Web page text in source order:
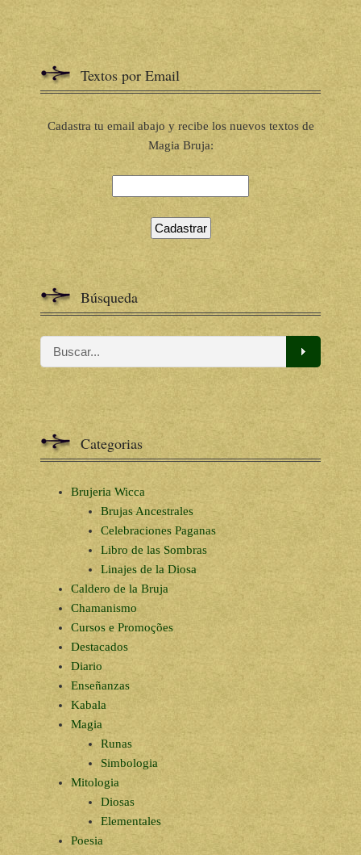
Textos por Email
Cadastra tu email abajo y recibe los nuevos textos de
Magia Bruja:
Búsqueda
Categorias
Brujeria Wicca
Brujas Ancestrales
Celebraciones Paganas
Libro de las Sombras
Linajes de la Diosa
Caldero de la Bruja
Chamanismo
Cursos e Promoções
Destacados
Diario
Enseñanzas
Kabala
Magia
Runas
Simbologia
Mitologia
Diosas
Elementales
Poesia